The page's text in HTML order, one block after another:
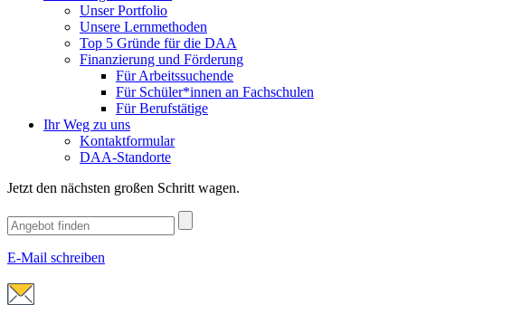
Unser Portfolio
Unsere Lernmethoden
Top 5 Gründe für die DAA
Finanzierung und Förderung
Für Arbeitssuchende
Für Schüler*innen an Fachschulen
Für Berufstätige
Ihr Weg zu uns
Kontaktformular
DAA-Standorte
Jetzt den nächsten großen Schritt wagen.
E-Mail schreiben